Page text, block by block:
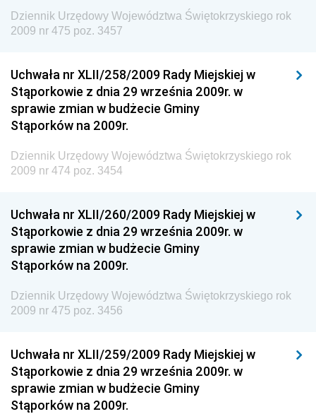
Dziennik Urzędowy Głównego Inspektoratu Transportu
Drogowego
Dziennik Urzędowy Komendy Głównej Policji
Dziennik Urzędowy Ministra Pracy i Polityki
Społecznej
Dziennik Urzędowy Ministra Transportu, Budownictwa
i Gospodarki Morskiej
Dziennik Urzędowy Ministra Spraw Zagranicznych
Dziennik Urzędowy Centralnego Biura
Antykorupcyjnego
Wewnętrznego
Dziennik Urzędowy Urzędu Patentowego
Dziennik Urzędowy Generalnej Dyrekcji Dróg
Krajowych i Autostrad
Dziennik Urzędowy Ministra Środowiska
Dziennik Urzędowy Województwa Świętokrzyskiego rok
2009 nr 475 poz. 3457
Uchwała nr XLII/258/2009 Rady Miejskiej w
Stąporkowie z dnia 29 września 2009r. w
sprawie zmian w budżecie Gminy
Stąporków na 2009r.
Dziennik Urzędowy Województwa Świętokrzyskiego rok
2009 nr 474 poz. 3454
Uchwała nr XLII/260/2009 Rady Miejskiej w
Stąporkowie z dnia 29 września 2009r. w
sprawie zmian w budżecie Gminy
Stąporków na 2009r.
Dziennik Urzędowy Województwa Świętokrzyskiego rok
2009 nr 475 poz. 3456
Uchwała nr XLII/259/2009 Rady Miejskiej w
Stąporkowie z dnia 29 września 2009r. w
sprawie zmian w budżecie Gminy
Stąporków na 2009r.